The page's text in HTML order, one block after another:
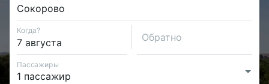
Когда?
Обратно
Пассажиры